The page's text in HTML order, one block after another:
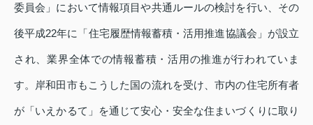
委員会」において情報項目や共通ルールの検討を行い、その
後平成22年に「住宅履歴情報蓄積・活用推進協議会」が設立
され、業界全体での情報蓄積・活用の推進が行われていま
す。岸和田市もこうした国の流れを受け、市内の住宅所有者
が「いえかるて」を通じて安心・安全な住まいづくりに取り